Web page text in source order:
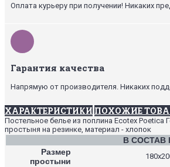
Оплата курьеру при получении! Никаких
Гарантия качества
Напрямую от производителя. Никаких
ХАРАКТЕРИСТИКИ ПОХОЖИЕ
Постельное белье из поплина Ecotex Poetica
простыня на резинке, материал - хлопок
В СОСТАВ
Размер
простыни